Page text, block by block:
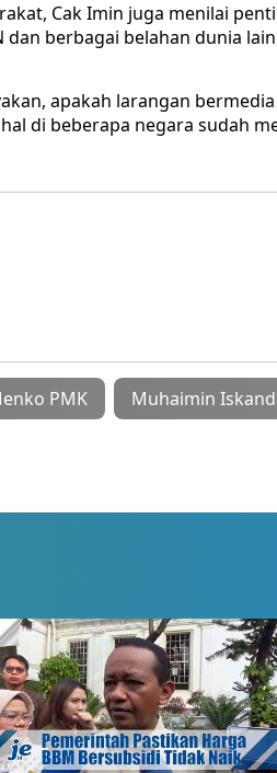
Cak Imin juga menilai
dan berbagai belahan dunia
apakah larangan
di beberapa negara sudah
PMK Muhaimin